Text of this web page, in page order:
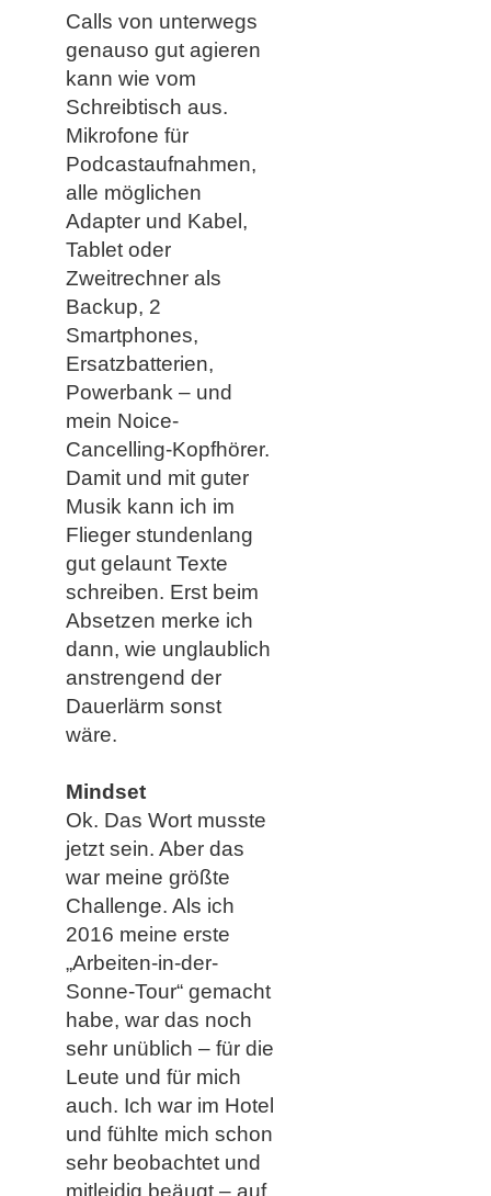
Calls von unterwegs
genauso gut agieren
kann wie vom
Schreibtisch aus.
Mikrofone für
Podcastaufnahmen,
alle möglichen
Adapter und Kabel,
Tablet oder
Zweitrechner als
Backup, 2
Smartphones,
Ersatzbatterien,
Powerbank – und
mein Noice-
Cancelling-Kopfhörer.
Damit und mit guter
Musik kann ich im
Flieger stundenlang
gut gelaunt Texte
schreiben. Erst beim
Absetzen merke ich
dann, wie unglaublich
anstrengend der
Dauerlärm sonst
wäre.
Mindset
Ok. Das Wort musste
jetzt sein. Aber das
war meine größte
Challenge. Als ich
2016 meine erste
„Arbeiten-in-der-
Sonne-Tour“ gemacht
habe, war das noch
sehr unüblich – für die
Leute und für mich
auch. Ich war im Hotel
und fühlte mich schon
sehr beobachtet und
mitleidig beäugt – auf